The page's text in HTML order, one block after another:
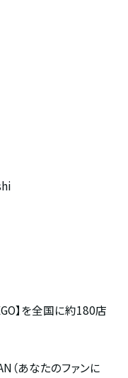
】を全国に約180店
（あなたのファンに